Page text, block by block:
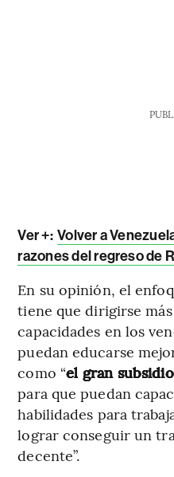
Ver +: Volver a
razones del regreso de
En su opinión, el
tiene que dirigirse
capacidades en los
puedan educarse
como “el gran
para que puedan
habilidades para
lograr conseguir un
decente”.